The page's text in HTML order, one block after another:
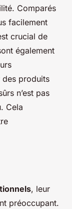
Comparés
facilement
crucial de
également
des produits
n’est pas
Cela
, leur
préoccupant.